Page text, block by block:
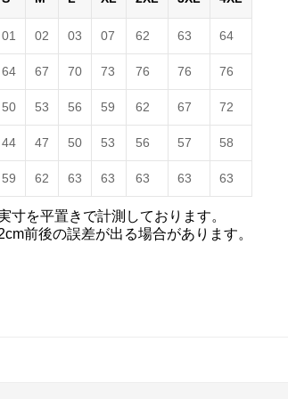
01 02 03 07 62 63 64
64 67 70 73 76 76 76
50 53 56 59 62 67 72
44 47 50 53 56 57 58
59 62 63 63 63 63 63
寸を平置きで計測しております。
前後の誤差が出る場合があります。